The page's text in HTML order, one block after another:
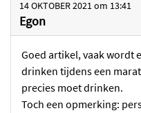
14 OKTOBER 2021om 13:41
Egon
Goed artikel, vaak wordt
drinken tijdens een
precies moet drinken.
Toch een opmerking: